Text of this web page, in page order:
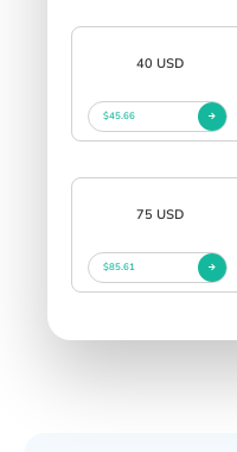
40 USD
$45.66
75 USD
$85.61